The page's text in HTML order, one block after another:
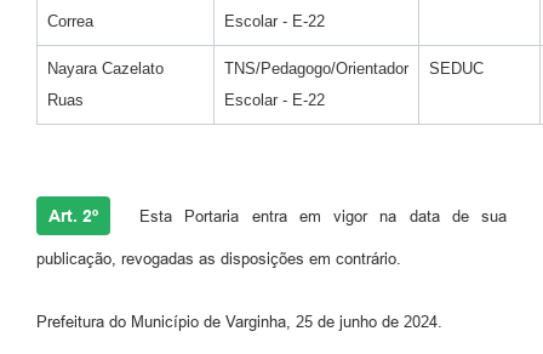
Correa
Escolar - E-22
Nayara Cazelato
Ruas
TNS/Pedagogo/Orientador
Escolar - E-22
SEDUC
Art. 2º Esta Portaria entra em vigor na data de sua
publicação, revogadas as disposições em contrário.
Prefeitura do Município de Varginha, 25 de junho de 2024.